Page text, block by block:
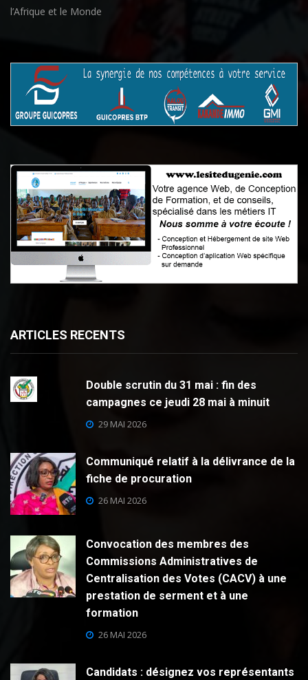
l’Afrique et le Monde
ARTICLES RECENTS
Double scrutin du 31 mai : fin des
campagnes ce jeudi 28 mai à minuit
29 MAI 2026
Communiqué relatif à la délivrance de la
fiche de procuration
26 MAI 2026
Convocation des membres des
Commissions Administratives de
Centralisation des Votes (CACV) à une
prestation de serment et à une
formation
26 MAI 2026
Candidats : désignez vos représentants